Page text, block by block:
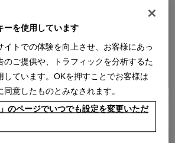
1 2 3 4 5 次
ーを使用しています
イトでの体験を向上させ、お客様にあっ
のご提供や、トラフィックを分析するた
しています。OKを押すことでお客様は
意したものとみなされます。
のページでいつでも設定を変更いただ